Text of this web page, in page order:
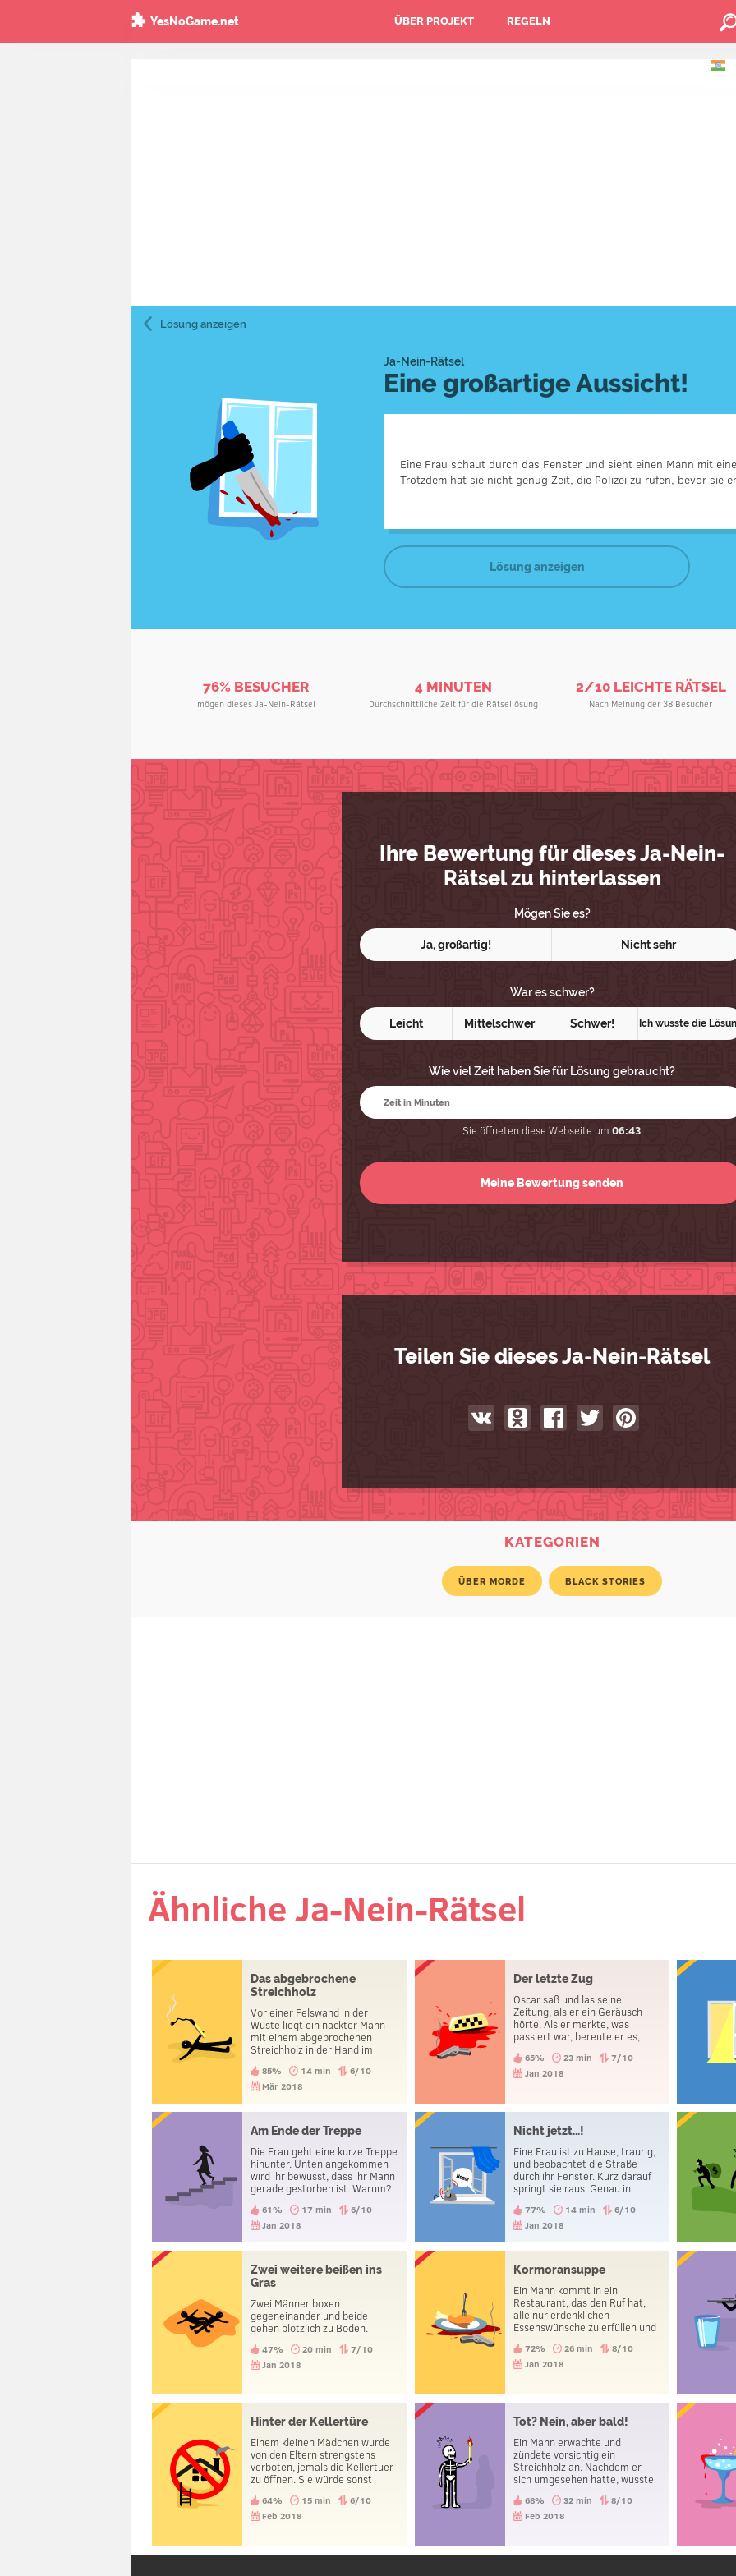
ÜBER PROJEKT REGELN
YesNoGame.net
Lösung anzeigen
Ja-Nein-Rätsel
Eine großartige Aussicht!
Eine Frau schaut durch das Fenster und sieht einen Mann mit
Trotzdem hat sie nicht genug Zeit, die Polizei zu rufen, bevor sie
Was die Frau wirklich sah, war die Reflektion des
Lösung anzeigen
Ihre Bewertung für dieses Ja-Nein-
Rätsel zu hinterlassen
Mögen Sie es?
Ja, großartig! Nicht sehr
War es schwer?
Leicht Mittelschwer Schwer! Ich wusste die
Wie viel Zeit haben Sie für Lösung gebraucht?
Sie öffneten diese Webseite um 06:43
Teilen Sie dieses Ja-Nein-Rätsel
76% BESUCHER
mögen dieses Ja-Nein-Rätsel
4 MINUTEN
Durchschnittliche Zeit für die Rätsellösung
2/10 LEICHTE RÄTSEL
Nach Meinung der 38 Besucher
KATEGORIEN
ÜBER MORDE BLACK STORIES
Ähnliche Ja-Nein-Rätsel
Das abgebrochene
Streichholz
Vor einer Felswand in der
Wüste liegt ein nackter Mann
mit einem abgebrochenen
Streichholz in der Hand im
sehen. Was ist passiert?
85% 14 min
6/10
Mär 2018
Der letzte Zug
Oscar saß und las seine
Zeitung, als er ein Geräusch
hörte. Als er merkte, was
passiert war, bereute er es,
rechtzeitig erwischt hatte. Kurz
darauf beging er Selbstmord.
65% 23 min
7/10
Jan 2018
Am Ende der Treppe
Die Frau geht eine kurze Treppe
hinunter. Unten angekommen
wird ihr bewusst, dass ihr Mann
gerade gestorben ist. Warum?
61% 17 min
6/10
Jan 2018
Nicht jetzt...!
Eine Frau ist zu Hause, traurig,
und beobachtet die Straße
durch ihr Fenster. Kurz darauf
springt sie raus. Genau in
Telefon klingeln und bereut es,
gesprungen zu sein.
77% 14 min
6/10
Jan 2018
Zwei weitere beißen ins
Gras
Zwei Männer boxen
gegeneinander und beide
gehen plötzlich zu Boden.
47% 20 min
7/10
Jan 2018
Kormoransuppe
Ein Mann kommt in ein
Restaurant, das den Ruf hat,
alle nur erdenklichen
Essenswünsche zu erfüllen und
wird ihm auch tatsächlich
serviert, er isst einen Bissen
72% 26 min
8/10
Jan 2018
Hinter der Kellertüre
Einem kleinen Mädchen wurde
von den Eltern strengstens
verboten, jemals die Kellertuer
zu öffnen. Sie würde sonst
sollte. Eines Tages, als die
Eltern ausgegangen waren,
sah das Mädchen?
64% 15 min
6/10
Feb 2018
Tot? Nein, aber bald!
Ein Mann erwachte und
zündete vorsichtig ein
Streichholz an. Nachdem er
sich umgesehen hatte, wusste
68% 32 min
8/10
Feb 2018